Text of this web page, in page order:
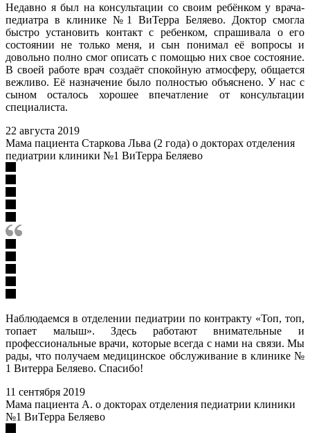
Недавно я был на консультации со своим ребёнком у врача-
педиатра в клинике №1 ВиТерра Беляево. Доктор смогла
быстро установить контакт с ребенком, спрашивала о его
состоянии не только меня, и сын понимал её вопросы и
довольно полно смог описать с помощью них свое состояние.
В своей работе врач создаёт спокойную атмосферу, общается
вежливо. Её назначение было полностью объяснено. У нас с
сыном осталось хорошее впечатление от консультации
специалиста.
22 августа 2019
Мама пациента Старкова Льва (2 года) о докторах отделения
педиатрии клиники №1 ВиТерра Беляево
Наблюдаемся в отделении педиатрии по контракту «Топ, топ,
топает малыш». Здесь работают внимательные и
профессиональные врачи, которые всегда с нами на связи. Мы
рады, что получаем медицинское обслуживание в клинике №
1 Витерра Беляево. Спасибо!
11 сентября 2019
Мама пациента А. о докторах отделения педиатрии клиники
№1 ВиТерра Беляево